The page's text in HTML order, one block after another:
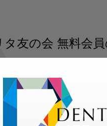
タ友の会 無料会
タルライフデザインをも